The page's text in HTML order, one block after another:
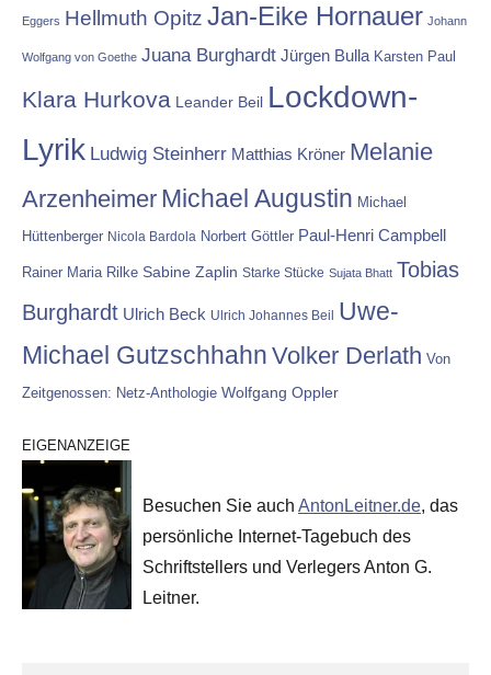
Eggers Hellmuth Opitz Jan-Eike Hornauer Johann
Wolfgang von Goethe Juana Burghardt Jürgen Bulla Karsten Paul
Klara Hurkova Leander Beil Lockdown-
Lyrik Ludwig Steinherr Matthias Kröner Melanie
Arzenheimer Michael Augustin Michael
Hüttenberger Nicola Bardola Norbert Göttler Paul-Henri Campbell
Rainer Maria Rilke Sabine Zaplin Starke Stücke Sujata Bhatt Tobias
Burghardt Ulrich Beck Ulrich Johannes Beil Uwe-
Michael Gutzschhahn Volker Derlath Von
Zeitgenossen: Netz-Anthologie Wolfgang Oppler
EIGENANZEIGE
Besuchen Sie auch AntonLeitner.de, das
persönliche Internet-Tagebuch des
Schriftstellers und Verlegers Anton G.
Leitner.